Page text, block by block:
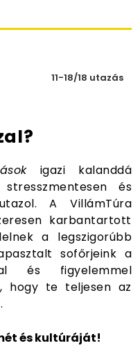
11-18/18 utazás
igazi kalanddá
és
A VillámTúra
karbantartott
a legszigorúbb
sofőrjeink a
és figyelemmel
hogy te teljesen az
és kultúráját!